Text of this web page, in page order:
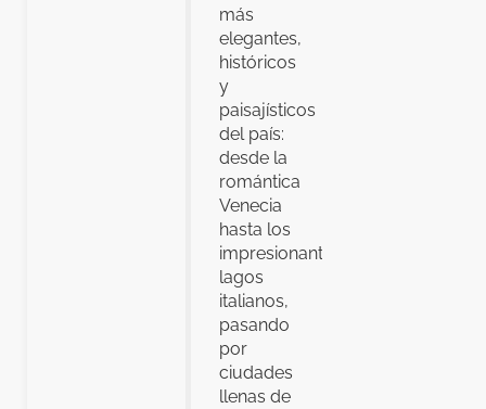
más
elegantes,
históricos
y
paisajísticos
del país:
desde la
romántica
Venecia
hasta los
impresionantes
lagos
italianos,
pasando
por
ciudades
llenas de